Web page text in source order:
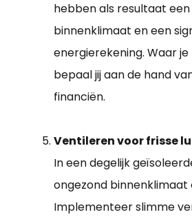
hebben als resultaat
binnenklimaat en een
energierekening. Waar
bepaal jij aan de hand
financiën.
Ventileren voor frisse
In een degelijk
ongezond binnenklimaat
Implementeer slimme